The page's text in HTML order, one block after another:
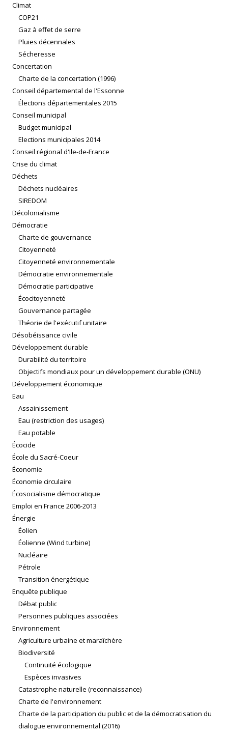
Climat
COP21
Gaz à effet de serre
Pluies décennales
Sécheresse
Concertation
Charte de la concertation (1996)
Conseil départemental de l'Essonne
Élections départementales 2015
Conseil municipal
Budget municipal
Elections municipales 2014
Conseil régional d'Ile-de-France
Crise du climat
Déchets
Déchets nucléaires
SIREDOM
Décolonialisme
Démocratie
Charte de gouvernance
Citoyenneté
Citoyenneté environnementale
Démocratie environnementale
Démocratie participative
Écocitoyenneté
Gouvernance partagée
Théorie de l'exécutif unitaire
Désobéissance civile
Développement durable
Durabilité du territoire
Objectifs mondiaux pour un développement durable (ONU)
Développement économique
Eau
Assainissement
Eau (restriction des usages)
Eau potable
Écocide
École du Sacré-Coeur
Économie
Économie circulaire
Écosocialisme démocratique
Emploi en France 2006-2013
Énergie
Éolien
Éolienne (Wind turbine)
Nucléaire
Pétrole
Transition énergétique
Enquête publique
Débat public
Personnes publiques associées
Environnement
Agriculture urbaine et maraîchère
Biodiversité
Continuité écologique
Espèces invasives
Catastrophe naturelle (reconnaissance)
Charte de l'environnement
Charte de la participation du public et de la démocratisation du
dialogue environnemental (2016)